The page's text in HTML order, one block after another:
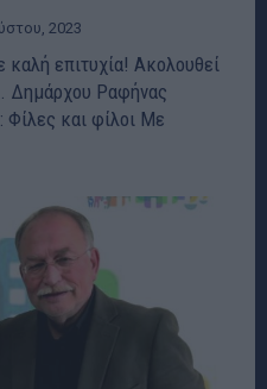
2023
Ακολουθεί
Δημάρχου Ραφήνας